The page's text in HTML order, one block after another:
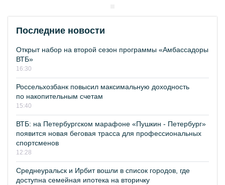
Последние новости
Открыт набор на второй сезон программы «Амбассадоры
ВТБ»
16:30
Россельхозбанк повысил максимальную доходность
по накопительным счетам
15:40
ВТБ: на Петербургском марафоне «Пушкин - Петербург»
появится новая беговая трасса для профессиональных
спортсменов
12:28
Среднеуральск и Ирбит вошли в список городов, где
доступна семейная ипотека на вторичку